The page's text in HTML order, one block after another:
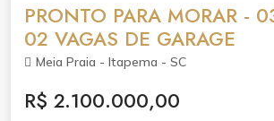
PRONTO PARA MORAR -
02 VAGAS DE GARAGE
Meia Praia - Itapema - SC
R$ 2.100.000,00